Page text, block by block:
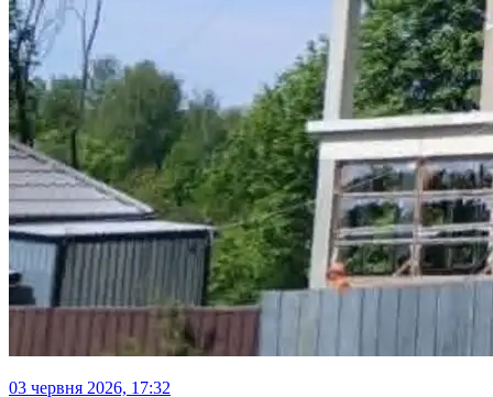
03 червня 2026, 17:32